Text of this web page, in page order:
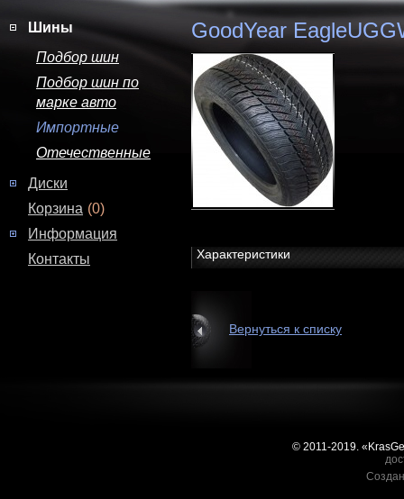
Шины
Подбор шин
Подбор шин по
марке авто
Импортные
Отечественные
Диски
Корзина (0)
Информация
Контакты
GoodYear
Характеристики
Вернуться к списку
© 2011-2019.